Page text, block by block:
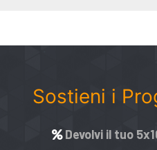
Sostieni i
Devolvi il tuo